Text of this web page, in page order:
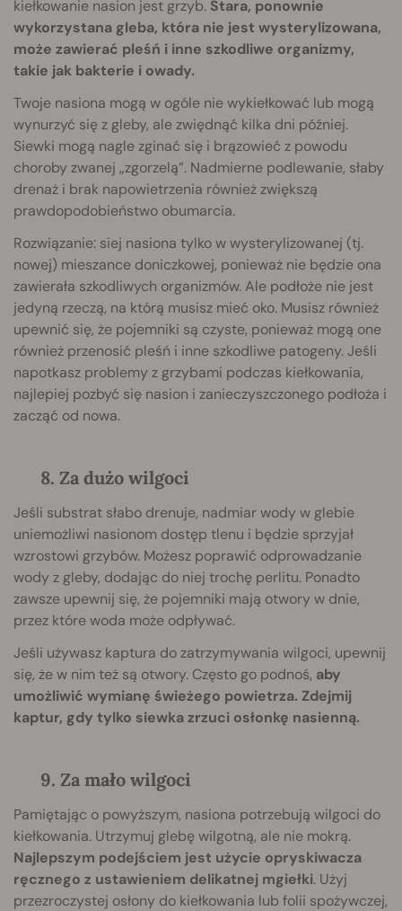
kiełkowanie nasion jest grzyb. Stara, ponownie
wykorzystana gleba, która nie jest wysterylizowana,
może zawierać pleśń i inne szkodliwe organizmy,
takie jak bakterie i owady.
Twoje nasiona mogą w ogóle nie wykiełkować lub mogą
wynurzyć się z gleby, ale zwiędnąć kilka dni później.
Siewki mogą nagle zginać się i brązowieć z powodu
choroby zwanej „zgorzelą”. Nadmierne podlewanie, słaby
drenaż i brak napowietrzenia również zwiększą
prawdopodobieństwo obumarcia.
Rozwiązanie: siej nasiona tylko w wysterylizowanej (tj.
nowej) mieszance doniczkowej, ponieważ nie będzie ona
zawierała szkodliwych organizmów. Ale podłoże nie jest
jedyną rzeczą, na którą musisz mieć oko. Musisz również
upewnić się, że pojemniki są czyste, ponieważ mogą one
również przenosić pleśń i inne szkodliwe patogeny. Jeśli
napotkasz problemy z grzybami podczas kiełkowania,
najlepiej pozbyć się nasion i zanieczyszczonego podłoża i
zacząć od nowa.
8. Za dużo wilgoci
Jeśli substrat słabo drenuje, nadmiar wody w glebie
uniemożliwi nasionom dostęp tlenu i będzie sprzyjał
wzrostowi grzybów. Możesz poprawić odprowadzanie
wody z gleby, dodając do niej trochę perlitu. Ponadto
zawsze upewnij się, że pojemniki mają otwory w dnie,
przez które woda może odpływać.
Jeśli używasz kaptura do zatrzymywania wilgoci, upewnij
się, że w nim też są otwory. Często go podnoś, aby
umożliwić wymianę świeżego powietrza. Zdejmij
kaptur, gdy tylko siewka zrzuci osłonkę nasienną.
9. Za mało wilgoci
Pamiętając o powyższym, nasiona potrzebują wilgoci do
kiełkowania. Utrzymuj glebę wilgotną, ale nie mokrą.
Najlepszym podejściem jest użycie opryskiwacza
ręcznego z ustawieniem delikatnej mgiełki. Użyj
przezroczystej osłony do kiełkowania lub folii spożywczej,